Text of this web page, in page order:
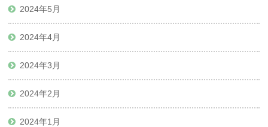
2024年5月
2024年4月
2024年3月
2024年2月
2024年1月